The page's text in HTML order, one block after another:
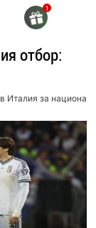
отбор:
Италия за